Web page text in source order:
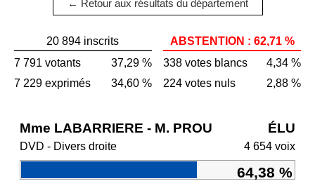
← Retour aux résultats du département
20 894 inscrits
7 791 votants
37,29 %
7 229 exprimés
34,60 %
ABSTENTION : 62,71 %
338 votes blancs
4,34 %
224 votes nuls
2,88 %
Mme LABARRIERE - M. PROU ÉLU
DVD - Divers droite 4 654 voix
64,38 %